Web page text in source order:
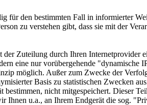
den bestimmten Fall in informierter
zu verstehen gibt, dass sie mit der
Zuteilung durch Ihren
eine nur vorübergehende
möglich. Außer zum Zwecke der
Basis zu statistischen Zwecken
nicht mitgespeichert. Dieser
u.a., an Ihrem Endgerät die sog.